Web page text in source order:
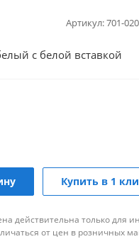
Артикул:701-
с белой вставкой
Купить в 1
действительна только для
от цен в розничных